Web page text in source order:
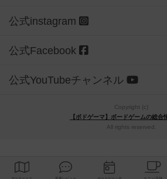
公式instagram
公式Facebook
公式YouTubeチャンネル
Copyright (c)
【ボドゲーマ】ボードゲームの総合
All rights reserved.